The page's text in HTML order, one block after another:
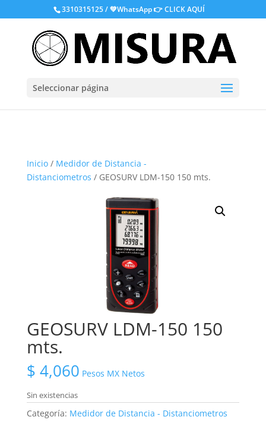
3310315125 / 💚WhatsApp👉 CLICK AQUÍ
Seleccionar página
Inicio/ Medidor de Distancia -
Distanciometros / GEOSURV LDM-150 150 mts.
GEOSURV LDM-150 150
mts.
$ 4,060 Pesos MX Netos
Sin existencias
Categoría: Medidor de Distancia - Distanciometros